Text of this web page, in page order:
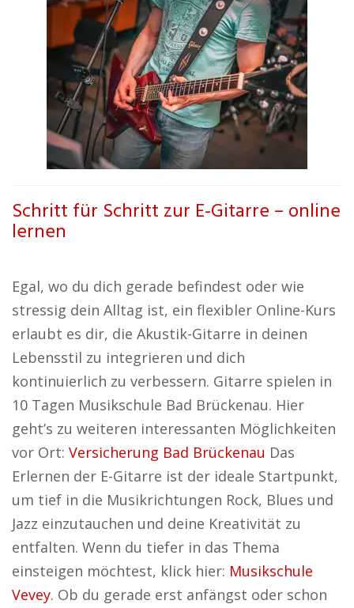
Schritt für Schritt zur E-Gitarre – online
lernen
Egal, wo du dich gerade befindest oder wie
stressig dein Alltag ist, ein flexibler Online-Kurs
erlaubt es dir, die Akustik-Gitarre in deinen
Lebensstil zu integrieren und dich
kontinuierlich zu verbessern. Gitarre spielen in
10 Tagen Musikschule Bad Brückenau. Hier
geht’s zu weiteren interessanten Möglichkeiten
vor Ort: Versicherung Bad Brückenau Das
Erlernen der E-Gitarre ist der ideale Startpunkt,
um tief in die Musikrichtungen Rock, Blues und
Jazz einzutauchen und deine Kreativität zu
entfalten. Wenn du tiefer in das Thema
einsteigen möchtest, klick hier: Musikschule
Vevey. Ob du gerade erst anfängst oder schon